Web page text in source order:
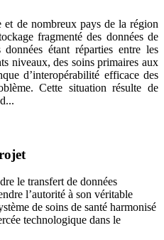
de nombreux pays de la région
fragmenté des données de
étant réparties entre les
niveaux, des soins primaires aux
d’interopérabilité efficace des
Cette situation résulte de
le transfert de données
l’autorité à son véritable
de soins de santé harmonisé
technologique dans le